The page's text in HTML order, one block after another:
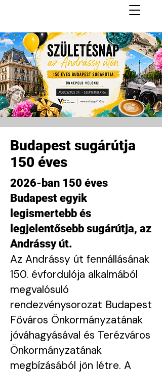
Budapest sugárútja
150 éves
2026-ban 150 éves
Budapest egyik
legismertebb és
legjelentősebb sugárútja, az
Andrássy út.
Az Andrássy út fennállásának
150. évfordulója alkalmából
megvalósuló
rendezvénysorozat Budapest
Főváros Önkormányzatának
jóváhagyásával és Terézváros
Önkormányzatának
megbízásából jön létre. A